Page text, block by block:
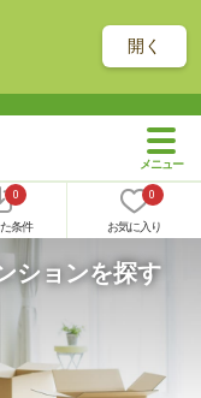
開く
0
条件
0
お気に入り
ションを探す